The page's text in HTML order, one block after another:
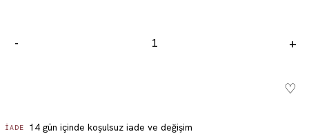
- +
♡
İADE 14 gün içinde koşulsuz iade ve değişim